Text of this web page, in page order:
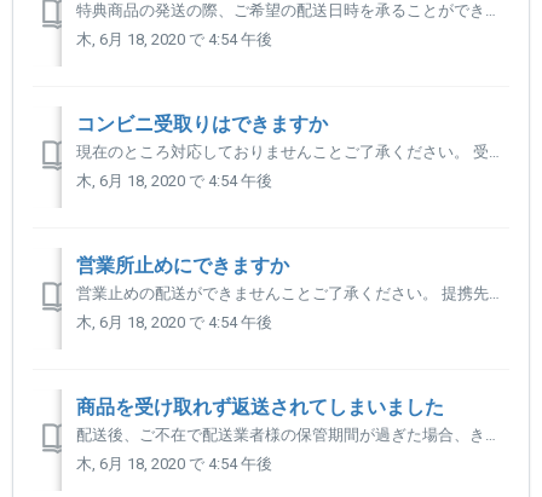
特典商品の発送の際、ご希望の配送日時を承ることができません。 下記のとおり、対応につきましてプロジェクトタイプにより多少異なります。 【きびたん（きびだんご海外面白商品探索部）プロジェクト】の場合 メーカーから出荷され日本到着後、きびだんご提携先倉庫へ入庫し発送されます。 発送準備ができましたら、...
木, 6月 18, 2020 で 4:54 午後
コンビニ受取りはできますか
現在のところ対応しておりませんことご了承ください。 受取りが可能なご自宅や勤務先などのご住所の登録をお願いいたします。
木, 6月 18, 2020 で 4:54 午後
営業所止めにできますか
営業止めの配送ができませんことご了承ください。 提携先倉庫からの発送となり、状況に応じて配送業者が異なるため対応できません。 恐れ入りますが、出荷通知メールが届きましたらメールに記載されております 配送業者様へ営業所止めが可能か、お問い合わせくださいますようお願いいたします。
木, 6月 18, 2020 で 4:54 午後
商品を受け取れず返送されてしまいました
配送後、ご不在で配送業者様の保管期間が過ぎた場合、きびだんご提携先倉庫へ返送されます。 不在票から保管状況をご確認いただき、返送されている場合はきびだんご事務局までお問い合わせください。 ※再配達となるため送料のご負担をお願いしております。詳細はこちらからご案内いたします。 ※ご支援履歴の確認ができ...
木, 6月 18, 2020 で 4:54 午後